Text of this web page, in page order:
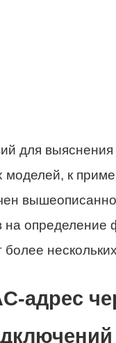
для
моделей, к
на определение
адрес